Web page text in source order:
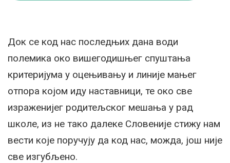
Док се код нас последњих дана води
полемика око вишегодишњег спуштања
критеријума у оцењивању и линије мањег
отпора којом иду наставници, те око све
израженијег родитељског мешања у рад
школе, из не тако далеке Словеније стижу нам
вести које поручују да код нас, можда, још није
све изгубљено.